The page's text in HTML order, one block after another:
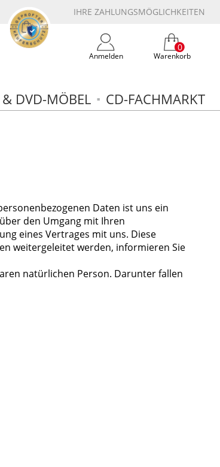
IHRE ZAHLUNGSMÖGLICHKEITEN
0
Warenkorb
Anmelden
DVD-MÖBEL CD-FACHMARKT
Daten ist uns ein
den Umgang mit Ihren
eines Vertrages mit uns. Diese
weitergeleitet werden, informieren Sie
natürlichen Person. Darunter fallen